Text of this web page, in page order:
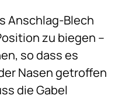
Anschlag-Blech
zu biegen –
so dass es
Nasen getroffen
die Gabel